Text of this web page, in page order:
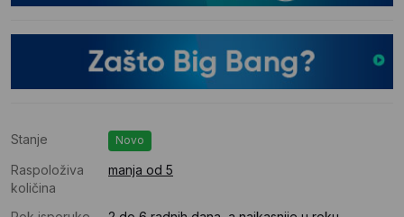
Stanje Novo
Raspoloživa
količina
manja od 5